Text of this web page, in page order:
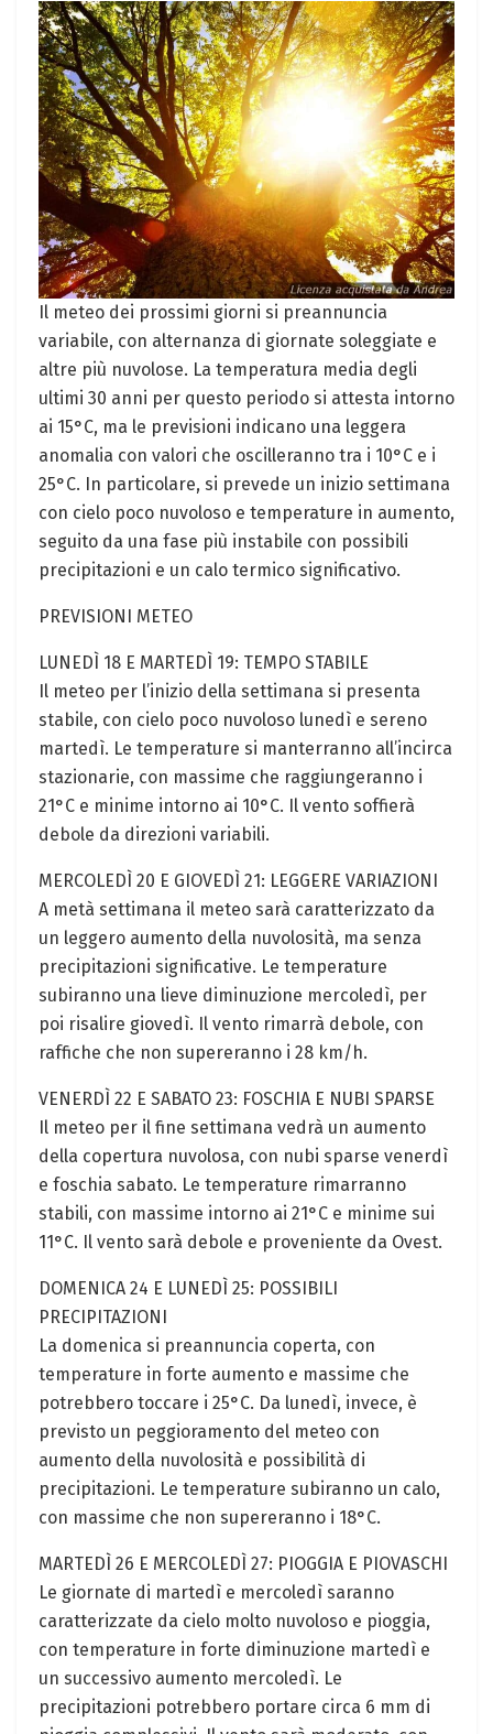
Il meteo dei prossimi giorni si preannuncia
variabile, con alternanza di giornate soleggiate e
altre più nuvolose. La temperatura media degli
ultimi 30 anni per questo periodo si attesta intorno
ai 15°C, ma le previsioni indicano una leggera
anomalia con valori che oscilleranno tra i 10°C e i
25°C. In particolare, si prevede un inizio settimana
con cielo poco nuvoloso e temperature in aumento,
seguito da una fase più instabile con possibili
precipitazioni e un calo termico significativo.
PREVISIONI METEO
LUNEDÌ 18 E MARTEDÌ 19: TEMPO STABILE
Il meteo per l’inizio della settimana si presenta
stabile, con cielo poco nuvoloso lunedì e sereno
martedì. Le temperature si manterranno all’incirca
stazionarie, con massime che raggiungeranno i
21°C e minime intorno ai 10°C. Il vento soffierà
debole da direzioni variabili.
MERCOLEDÌ 20 E GIOVEDÌ 21: LEGGERE VARIAZIONI
A metà settimana il meteo sarà caratterizzato da
un leggero aumento della nuvolosità, ma senza
precipitazioni significative. Le temperature
subiranno una lieve diminuzione mercoledì, per
poi risalire giovedì. Il vento rimarrà debole, con
raffiche che non supereranno i 28 km/h.
VENERDÌ 22 E SABATO 23: FOSCHIA E NUBI SPARSE
Il meteo per il fine settimana vedrà un aumento
della copertura nuvolosa, con nubi sparse venerdì
e foschia sabato. Le temperature rimarranno
stabili, con massime intorno ai 21°C e minime sui
11°C. Il vento sarà debole e proveniente da Ovest.
DOMENICA 24 E LUNEDÌ 25: POSSIBILI
PRECIPITAZIONI
La domenica si preannuncia coperta, con
temperature in forte aumento e massime che
potrebbero toccare i 25°C. Da lunedì, invece, è
previsto un peggioramento del meteo con
aumento della nuvolosità e possibilità di
precipitazioni. Le temperature subiranno un calo,
con massime che non supereranno i 18°C.
MARTEDÌ 26 E MERCOLEDÌ 27: PIOGGIA E PIOVASCHI
Le giornate di martedì e mercoledì saranno
caratterizzate da cielo molto nuvoloso e pioggia,
con temperature in forte diminuzione martedì e
un successivo aumento mercoledì. Le
precipitazioni potrebbero portare circa 6 mm di